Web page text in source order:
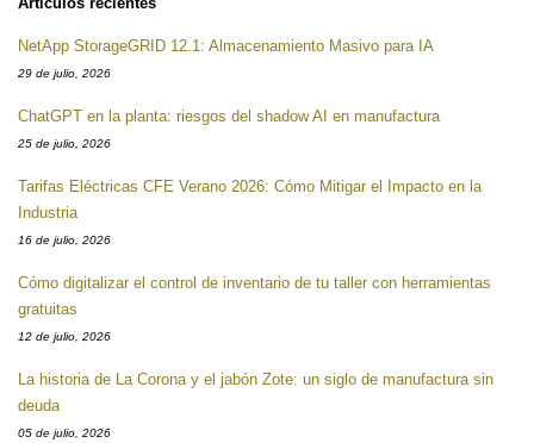
NetApp StorageGRID 12.1: Almacenamiento Masivo para IA
29 de julio, 2026
ChatGPT en la planta: riesgos del shadow AI en manufactura
25 de julio, 2026
Tarifas Eléctricas CFE Verano 2026: Cómo Mitigar el Impacto en la
Industria
16 de julio, 2026
Cómo digitalizar el control de inventario de tu taller con herramientas
gratuitas
12 de julio, 2026
La historia de La Corona y el jabón Zote: un siglo de manufactura sin
deuda
05 de julio, 2026